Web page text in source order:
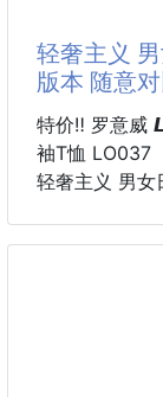
颜色：黑色/白
尺码：XS/S/
轻奢主义
版本 随意
特价‼️ 罗意威 𝙇𝙤𝙚𝙬𝙚 LOEWE 26SS 昂跑联名印花短
袖T恤 LO037
轻奢主义 男女日常通
· 260克
· 面部无尘烧毛工艺 底部吸
· 同缸定染特
· 手工环保丝